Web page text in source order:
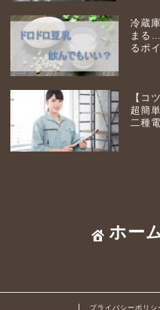
冷蔵
まる
るポ
【コ
超簡
二種
ホー
プライバシーポリシ